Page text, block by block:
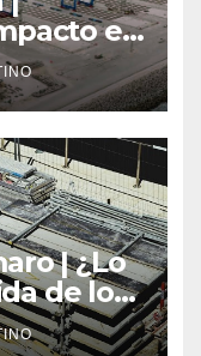
en
| ¿Lo
de los